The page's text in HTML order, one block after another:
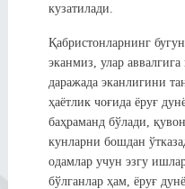
кузатилади.
Қабристонларнинг
эканмиз, улар
даражада эканлигини
ҳаётлик чоғида ёруғ
баҳраманд бўлади,
кунларни бошдан
одамлар учун эзгу
бўлганлар ҳам, ёруғ